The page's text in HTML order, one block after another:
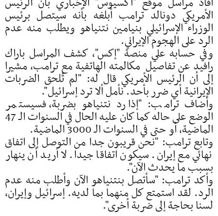
الأمريكي دونالد ترامب أبلغه بأنه سيتصل برئيس
الوزراء الإسرائيلي بنيامين نتنياهو ويطلب منه عدم
الرد على الهجوم الإيراني.
وفي حسابه علي منصة "إكس"، كشف المراسل باراك
رافيد عن تفاصيل مكالمته الهاتفية مع ترامب، مشيرا
إلى أن الرئيس الأمريكي قال له: "لم تُلحق الضربات
الإيرانية أي ضرر بأحد. نأمل ألا ترد إسرائيل".
وأضاف ترامب: "إذا رد نتنياهو بضربة، فسيستمر
الوضع على حاله كما كان عليه الحال في السنوات الـ 47
الماضية، أو حتى في السنوات الـ 3000 الماضية.
وتابع ترامب: "نحن قريبون جدا من التوصل إلى اتفاق
نهائي مع إيران. سيكون اتفاقا جيدا. لا أريد أن ينهار
بسبب ما يحدث الآن".
وأكد ترامب: "سأتصل بنتنياهو الآن وأطلب منه عدم
الرد. لقد استمتع كل منهما بما لديه. إسرائيل وإيران،
لسنا بحاجة إلى ضربة أخرى".